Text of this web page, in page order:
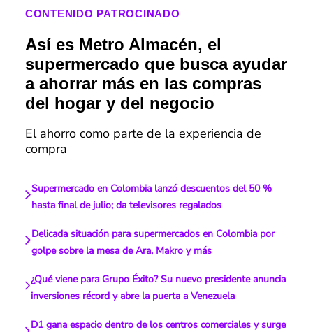
CONTENIDO PATROCINADO
Así es Metro Almacén, el
supermercado que busca ayudar
a ahorrar más en las compras
del hogar y del negocio
El ahorro como parte de la experiencia de
compra
Supermercado en Colombia lanzó descuentos del 50 %
hasta final de julio; da televisores regalados
Delicada situación para supermercados en Colombia por
golpe sobre la mesa de Ara, Makro y más
¿Qué viene para Grupo Éxito? Su nuevo presidente anuncia
inversiones récord y abre la puerta a Venezuela
D1 gana espacio dentro de los centros comerciales y surge